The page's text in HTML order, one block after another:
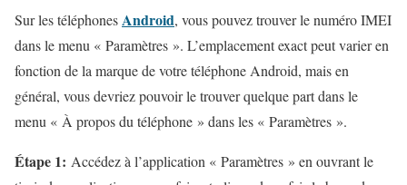
Sur les téléphones Android, vous pouvez trouver le numéro IMEI
dans le menu « Paramètres ». L’emplacement exact peut varier en
fonction de la marque de votre téléphone Android, mais en
général, vous devriez pouvoir le trouver quelque part dans le
menu « À propos du téléphone » dans les « Paramètres ».
Étape 1: Accédez à l’application « Paramètres » en ouvrant le